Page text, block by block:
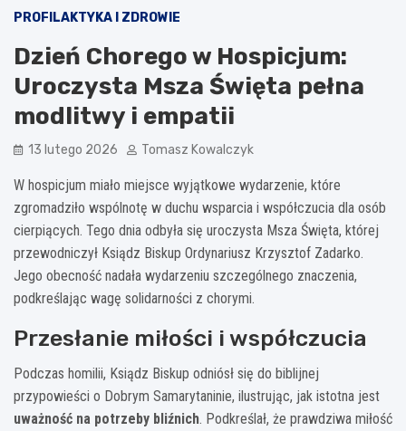
PROFILAKTYKA I ZDROWIE
Dzień Chorego w Hospicjum:
Uroczysta Msza Święta pełna
modlitwy i empatii
13 lutego 2026 Tomasz Kowalczyk
W hospicjum miało miejsce wyjątkowe wydarzenie, które
zgromadziło wspólnotę w duchu wsparcia i współczucia dla osób
cierpiących. Tego dnia odbyła się uroczysta Msza Święta, której
przewodniczył Ksiądz Biskup Ordynariusz Krzysztof Zadarko.
Jego obecność nadała wydarzeniu szczególnego znaczenia,
podkreślając wagę solidarności z chorymi.
Przesłanie miłości i współczucia
Podczas homilii, Ksiądz Biskup odniósł się do biblijnej
przypowieści o Dobrym Samarytaninie, ilustrując, jak istotna jest
uważność na potrzeby bliźnich. Podkreślał, że prawdziwa miłość